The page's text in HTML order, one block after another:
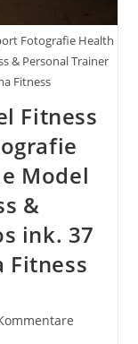
Fotografie Health
& Personal Trainer
Fitness
Fitness
Model
&
ink. 37
Fitness